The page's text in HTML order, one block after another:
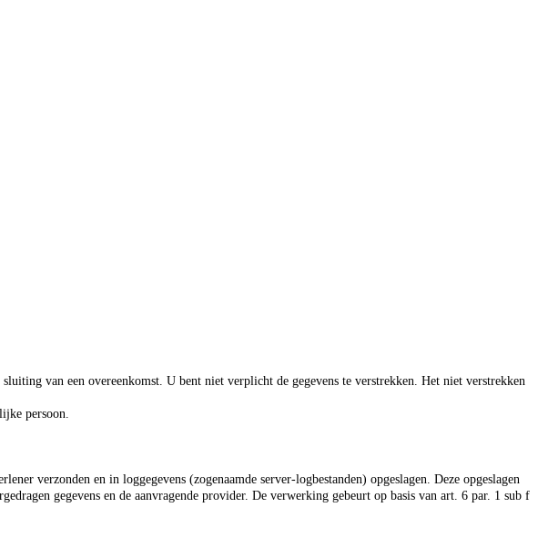
van een overeenkomst. U bent niet verplicht de gegevens te verstrekken. Het niet verstrekken
persoon.
verzonden en in loggegevens (zogenaamde server-logbestanden) opgeslagen. Deze opgeslagen
gegevens en de aanvragende provider. De verwerking gebeurt op basis van art. 6 par. 1 sub f